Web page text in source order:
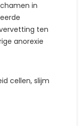
in
ten
anorexie
cellen, slijm